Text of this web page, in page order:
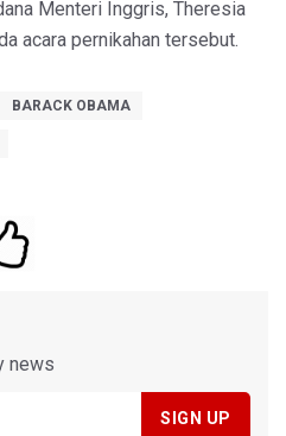
Menteri Inggris, Theresia
acara pernikahan tersebut.
BARACK OBAMA
news